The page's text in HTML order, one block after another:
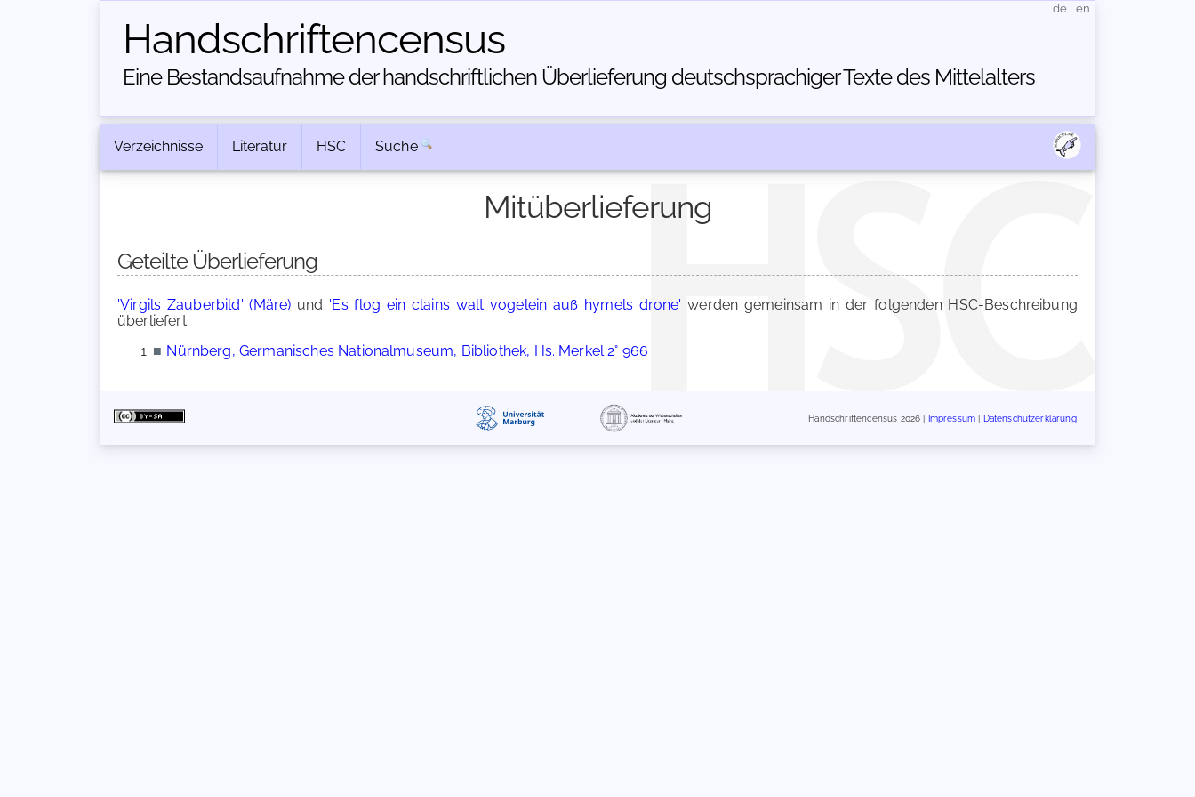
Handschriften­census
Eine Bestandsaufnahme der handschriftlichen Über­lieferung deutschsprachiger Texte des Mittelalters
de en
Verzeichnisse Literatur HSC Suche
Mitüberlieferung
Geteilte Überlieferung
'Virgils Zauberbild' (Märe) und 'Es flog ein clains walt vogelein auß hymels drone' werden gemeinsam in der folgenden HSC-Beschreibung
überliefert:
■ Nürnberg, Germanisches Nationalmuseum, Bibliothek, Hs. Merkel 2° 966
Handschriftencensus 2026 | Impressum Datenschutzerklärung